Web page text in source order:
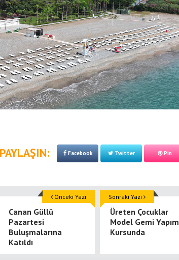
PAYLAŞIN: Facebook Twitter Pin
Canan Güllü
Pazartesi
Buluşmalarına
Katıldı
Önceki Yazı
Üreten Çocuklar
Model Gemi Yapım
Kursunda
Sonraki Yazı